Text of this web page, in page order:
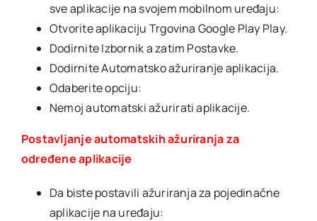
sve aplikacije na svojem mobilnom uređaju:
Otvorite aplikaciju Trgovina Google Play Play.
Dodirnite Izbornik a zatim Postavke.
Dodirnite Automatsko ažuriranje aplikacija.
Odaberite opciju:
Nemoj automatski ažurirati aplikacije.
Postavljanje automatskih ažuriranja za
određene aplikacije
Da biste postavili ažuriranja za pojedinačne
aplikacije na uređaju: